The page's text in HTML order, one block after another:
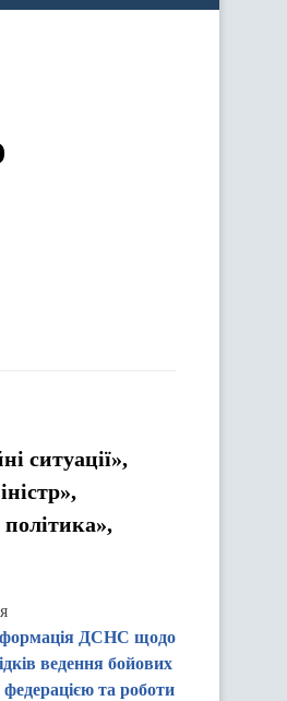
ситуації»,
ДСНС щодо
ведення бойових
федерацією та роботи